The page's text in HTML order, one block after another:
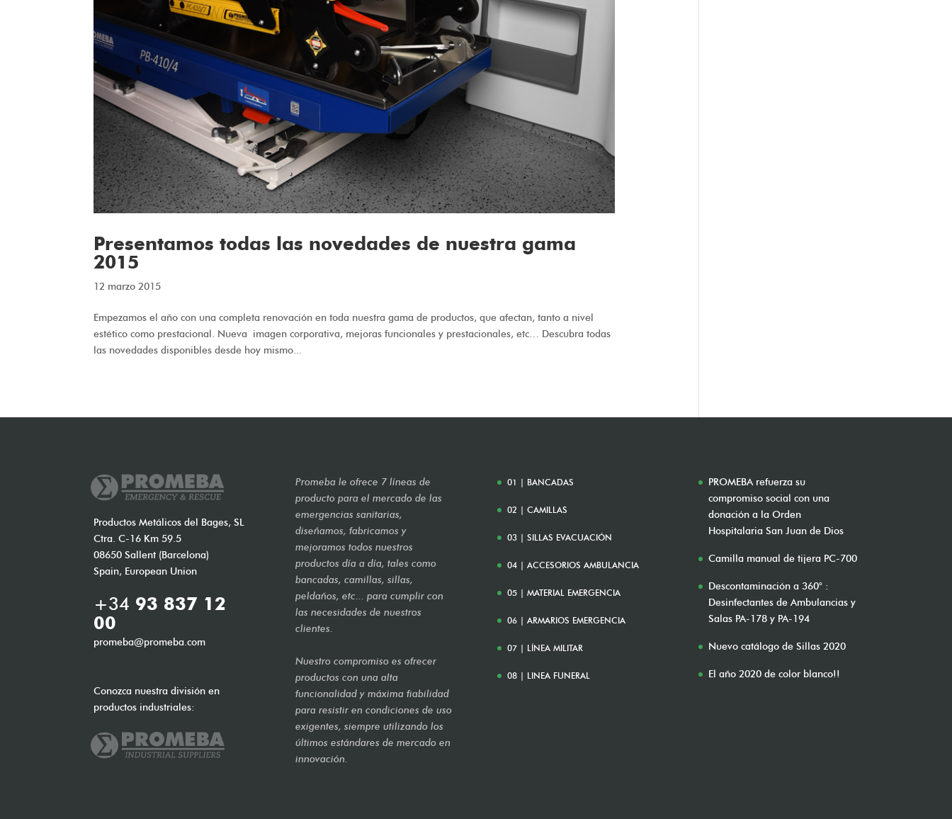
Presentamos todas las novedades de nuestra gama
2015
12 marzo 2015
Empezamos el año con una completa renovación en toda nuestra gama de productos, que afectan, tanto a nivel
estético como prestacional. Nueva imagen corporativa, mejoras funcionales y prestacionales, etc… Descubra todas
las novedades disponibles desde hoy mismo...
Productos Metálicos del Bages, SL
Ctra. C-16 Km 59.5
08650 Sallent (Barcelona)
Spain, European Union
+34 93 837 12
00
promeba@promeba.com
Conozca nuestra división en
productos industriales:
Promeba le ofrece 7 líneas de
producto para el mercado de las
emergencias sanitarias,
diseñamos, fabricamos y
mejoramos todos nuestros
productos día a día, tales como
bancadas, camillas, sillas,
peldaños, etc... para cumplir con
las necesidades de nuestros
clientes.
Nuestro compromiso es ofrecer
productos con una alta
funcionalidad y máxima fiabilidad
para resistir en condiciones de uso
exigentes, siempre utilizando los
últimos estándares de mercado en
innovación.
01 | BANCADAS
02 | CAMILLAS
03 | SILLAS EVACUACIÓN
04 | ACCESORIOS AMBULANCIA
05 | MATERIAL EMERGENCIA
06 | ARMARIOS EMERGENCIA
07 | LÍNEA MILITAR
08 | LINEA FUNERAL
PROMEBA refuerza su
compromiso social con una
donación a la Orden
Hospitalaria San Juan de Dios
Camilla manual de tijera PC-700
Descontaminación a 360° :
Desinfectantes de Ambulancias y
Salas PA-178 y PA-194
Nuevo catálogo de Sillas 2020
El año 2020 de color blanco!!